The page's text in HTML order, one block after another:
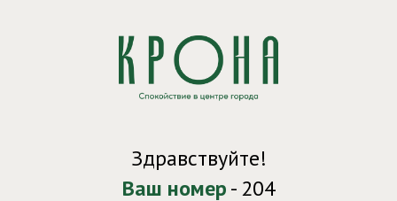
Здравствуйте!
Ваш номер- 204